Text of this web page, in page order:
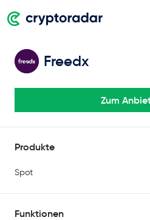
Freedx
Zum
Produkte
Spot
Funktionen